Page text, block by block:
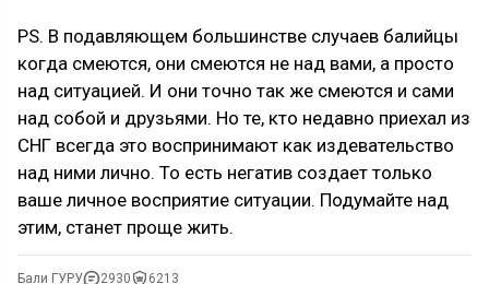
PS. В подавляющем большинстве случаев балийцы
когда смеются, они смеются не над вами, а просто
над ситуацией. И они точно так же смеются и сами
над собой и друзьями. Но те, кто недавно приехал из
СНГ всегда это воспринимают как издевательство
над ними лично. То есть негатив создает только
ваше личное восприятие ситуации. Подумайте над
этим, станет проще жить.
Бали ГУРУ 2930 6213